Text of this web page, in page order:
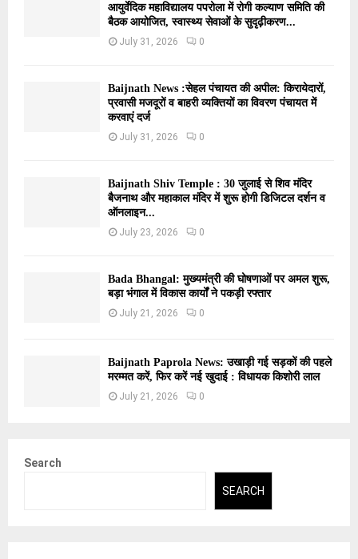
आयुर्वेदिक महाविद्यालय पपरोला में रोगी कल्याण समिति की
बैठक आयोजित, स्वास्थ्य सेवाओं के सुदृढ़ीकरण...
July 31, 2026 0
Baijnath News :सेहल पंचायत की अपील: किरायेदारों,
प्रवासी मजदूरों व बाहरी व्यक्तियों का विवरण पंचायत में
करवाएं दर्ज
July 31, 2026 0
Baijnath Shiv Temple : 30 जुलाई से शिव मंदिर
बैजनाथ और महाकाल मंदिर में शुरू होगी डिजिटल दर्शन व
ऑनलाइन...
July 23, 2026 0
Bada Bhangal: मुख्यमंत्री की घोषणाओं पर अमल शुरू,
बड़ा भंगाल में विकास कार्यों ने पकड़ी रफ्तार
July 21, 2026 0
Baijnath Paprola News: उखाड़ी गई सड़कों की पहले
मरम्मत करें, फिर करें नई खुदाई : विधायक किशोरी लाल
July 21, 2026 0
Search
SEARCH